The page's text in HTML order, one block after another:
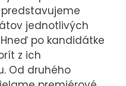
jednotlivých
po kandidátke
z ich
Od druhého